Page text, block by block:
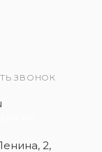
ЗВОНОК
2,